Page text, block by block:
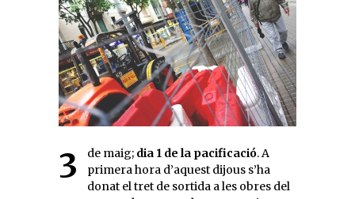
3 de maig; dia 1 de la pacificació. A
primera hora d’aquest dijous s’ha
donat el tret de sortida a les obres del